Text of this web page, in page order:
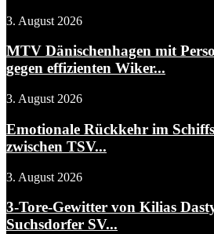
3. August 2026
MTV Dänischenhagen mit
gegen effizienten Wiker...
3. August 2026
Emotionale Rückkehr im
zwischen TSV...
3. August 2026
3-Tore-Gewitter von Kilias
Suchsdorfer SV...